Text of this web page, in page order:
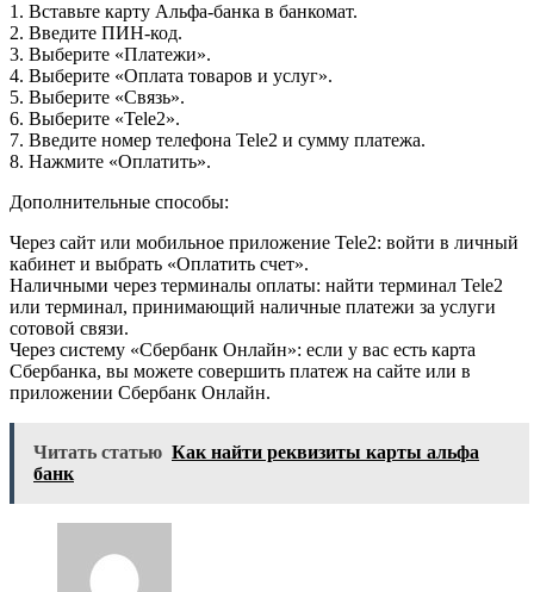
1. Вставьте карту Альфа-банка в банкомат.
2. Введите ПИН-код.
3. Выберите «Платежи».
4. Выберите «Оплата товаров и услуг».
5. Выберите «Связь».
6. Выберите «Tele2».
7. Введите номер телефона Tele2 и сумму платежа.
8. Нажмите «Оплатить».
Дополнительные способы:
Через сайт или мобильное приложение Tele2: войти в личный
кабинет и выбрать «Оплатить счет».
Наличными через терминалы оплаты: найти терминал Tele2
или терминал, принимающий наличные платежи за услуги
сотовой связи.
Через систему «Сбербанк Онлайн»: если у вас есть карта
Сбербанка, вы можете совершить платеж на сайте или в
приложении Сбербанк Онлайн.
Читать статью Как найти реквизиты карты альфа
банк